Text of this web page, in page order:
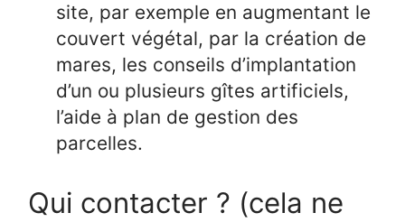
site, par exemple en augmentant le
couvert végétal, par la création de
mares, les conseils d’implantation
d’un ou plusieurs gîtes artificiels,
l’aide à plan de gestion des
parcelles.
Qui contacter ? (cela ne